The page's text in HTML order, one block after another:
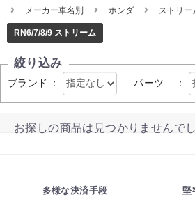
メーカー車名別 ホンダ ストリー
RN6/7/8/9 ストリーム
絞り込み
ブランド ： パーツ ：
お探しの商品は見つかりませんで
多様な決済手段 堅